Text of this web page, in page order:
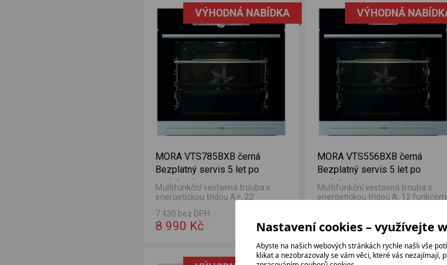
VÝHODNÁ NABÍDKA
MORA VTS785BXB černá
Bezplatný servis 5 let po
registraci
Multifunkční vestavná trouba s
energetickou třídou A+, 22
7 430 bez DPH
8 990 Kč
VÝHODNÁ
MORA VTS556BXB černá
Bezplatný servis 5 let po
registraci
Multifunkční vestavná trouba s
energetickou třídou A, 12 funkcemi
8 990 Kč
černá Bezplatný servis + 3 roky po registraci
Nastavení cookies – využívejte
Abyste na našich webových stránkách rychle našli vše
klikat a nezobrazovaly se vám věci, které vás nezajímají,